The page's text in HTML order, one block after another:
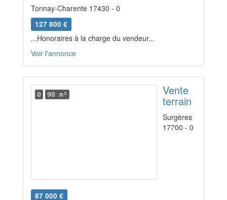
Tonnay-Charente 17430 - 0
127 800 €
...Honoraires à la charge du vendeur...
Voir l'annonce
0 90 m² Vente
terrain
Surgères
17700 - 0
87 000 €